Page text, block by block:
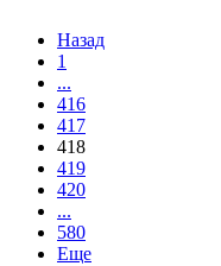
Назад
1
...
416
417
418
419
420
...
580
Еще